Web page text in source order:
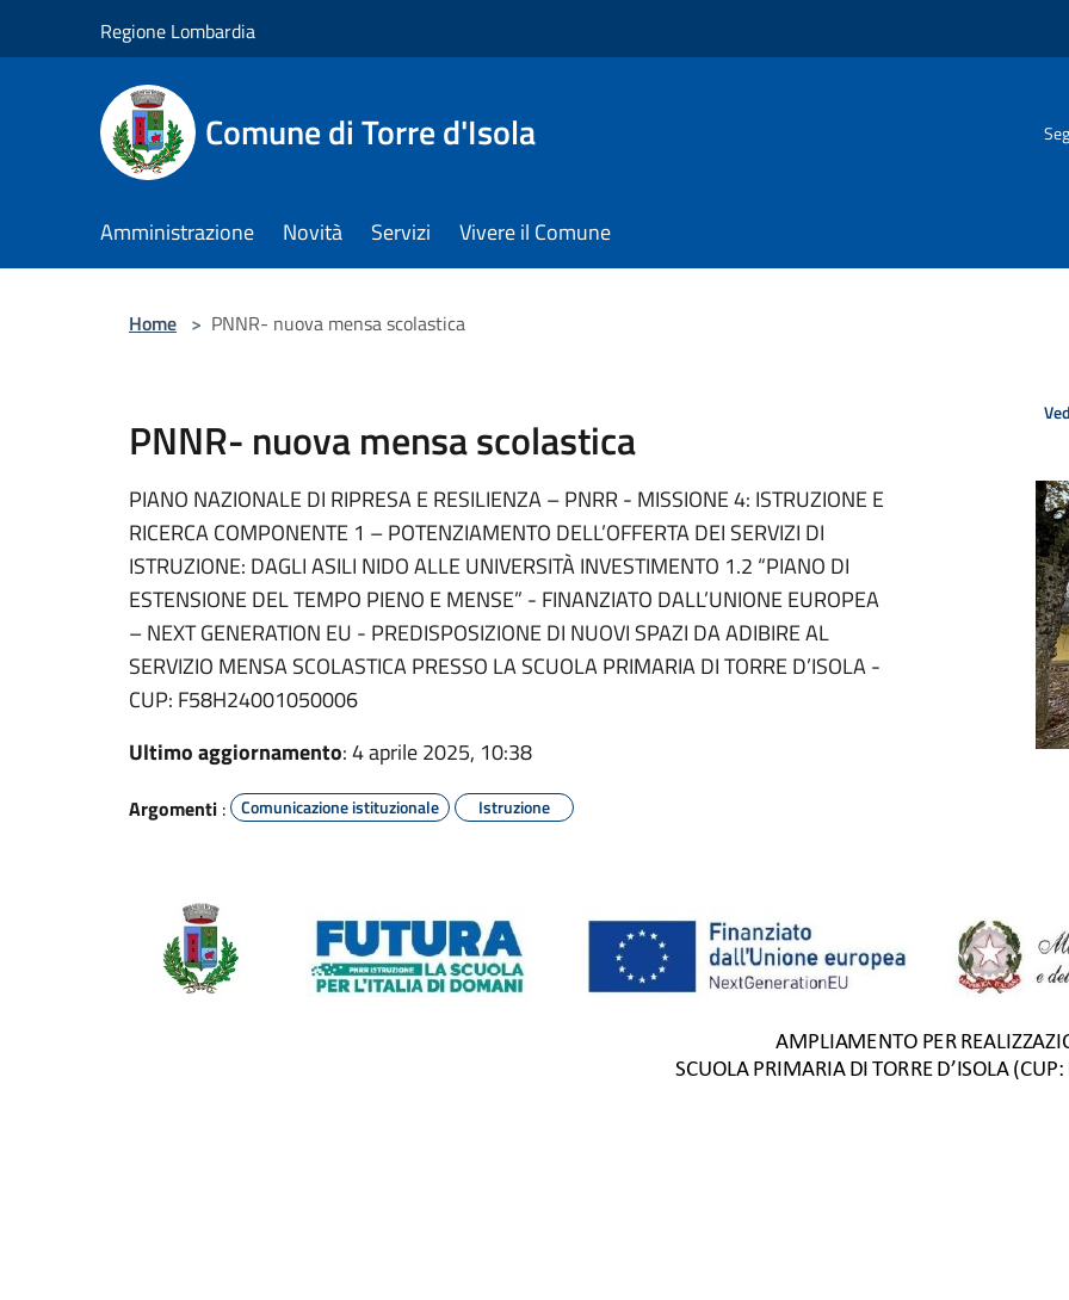
Regione Lombardia
Comune di Torre d'Isola
Amministrazione Novità Servizi Vivere il Comune
Home > PNNR- nuova mensa scolastica
PNNR- nuova mensa scolastica
PIANO NAZIONALE DI RIPRESA E RESILIENZA – PNRR - MISSIONE 4: ISTRUZIONE E
RICERCA COMPONENTE 1 – POTENZIAMENTO DELL’OFFERTA DEI SERVIZI DI
ISTRUZIONE: DAGLI ASILI NIDO ALLE UNIVERSITÀ INVESTIMENTO 1.2 “PIANO DI
ESTENSIONE DEL TEMPO PIENO E MENSE” - FINANZIATO DALL’UNIONE EUROPEA
– NEXT GENERATION EU - PREDISPOSIZIONE DI NUOVI SPAZI DA ADIBIRE AL
SERVIZIO MENSA SCOLASTICA PRESSO LA SCUOLA PRIMARIA DI TORRE D’ISOLA -
CUP: F58H24001050006
Ultimo aggiornamento: 4 aprile 2025, 10:38
Argomenti : Comunicazione istituzionale Istruzione